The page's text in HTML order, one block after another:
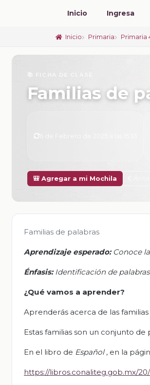
Inicio Ingresa
Inicio Primaria Primaria
📚 FICHA DE CLASE
Familias de
🎒 Agregar a mi Mochila
Familias de palabras
Aprendizaje esperado: Conoce
Énfasis:Identificación de
¿Qué vamos a aprender?
Aprenderás acerca de las
Estas familias son un conjunto
En el libro de Español, en la
https://libros.conaliteg.gob.mx/